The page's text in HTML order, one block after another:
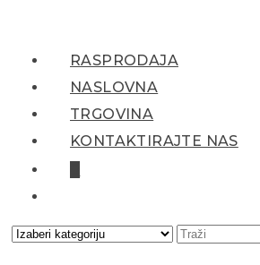
RASPRODAJA
NASLOVNA
TRGOVINA
KONTAKTIRAJTE NAS